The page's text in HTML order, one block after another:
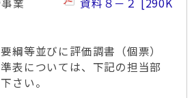
綱等並びに評価調書（個票）
表については、下記の担当部
さい。